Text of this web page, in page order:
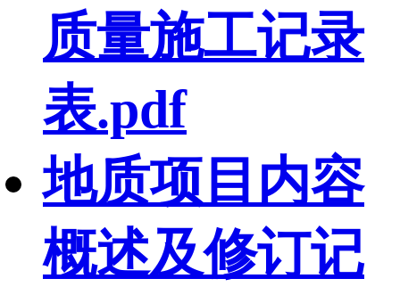
质量施工记录
表.pdf
地质项目内容
概述及修订记